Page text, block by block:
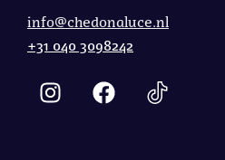
info@chedonaluce.nl
+31 040 3098242